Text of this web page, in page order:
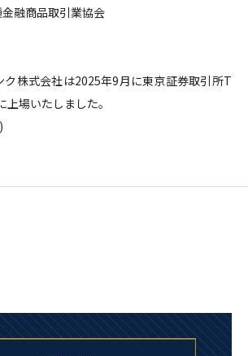
融商品取引業協会
ク株式会社は2025年9月に東京証券取引所T
場いたしました。